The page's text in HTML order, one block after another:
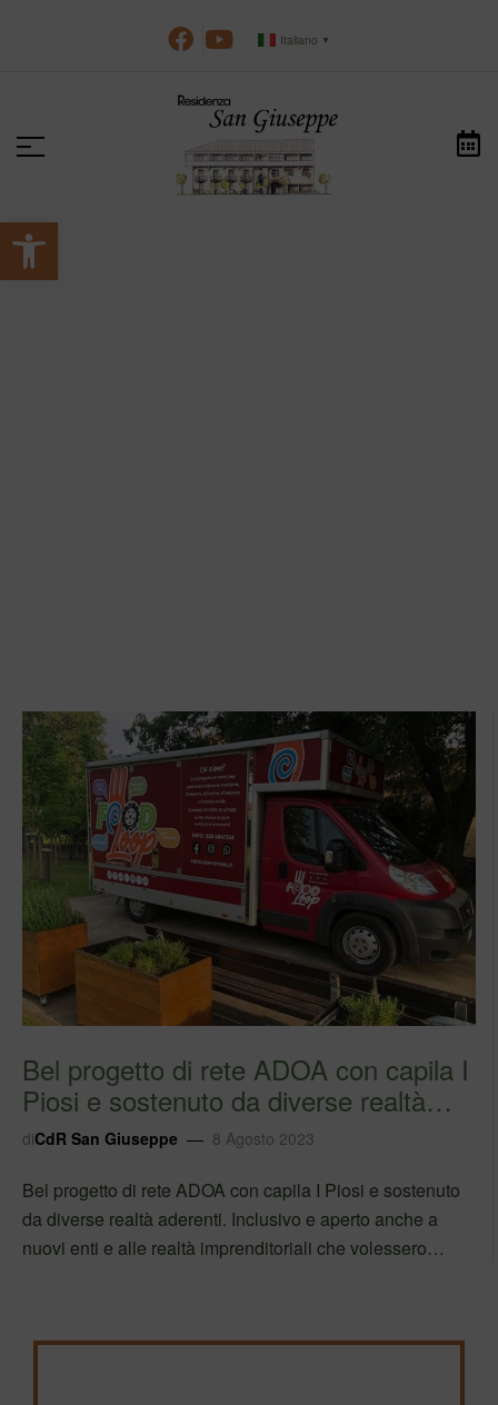
Apri la barra degli strumenti
Italiano ▼
Bel progetto di rete ADOA con capila I
Piosi e sostenuto da diverse realtà
adere…
diCdR San Giuseppe 8 Agosto 2023
Bel progetto di rete ADOA con capila I Piosi e sostenuto
da diverse realtà aderenti. Inclusivo e aperto anche a
nuovi enti e alle realtà imprenditoriali che volessero